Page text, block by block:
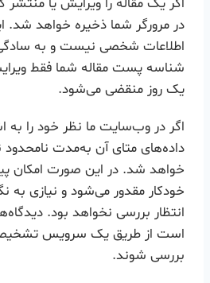
در مرورگر شما ذخیره خواهد شد.
اطلاعات شخصی نیست و به
شناسه پست مقاله شما فقط
یک روز منقضی می‌شود.
اگر در وب‌سایت ما نظر خود را به
داده‌های متای آن به‌مدت نامحدود
خواهد شد. در این صورت امکان
خودکار مقدور می‌شود و نیازی به
انتظار بررسی نخواهد بود.
است از طریق یک سرویس تشخیص
بررسی شوند.